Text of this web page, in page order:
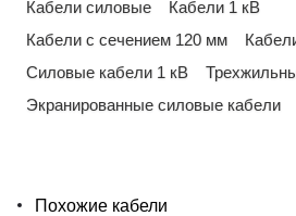
Кабели силовые
Кабели 1 кВ
Кабели с сечением 120 мм
Силовые кабели 1 кВ
Экранированные силовые кабели
Похожие кабели